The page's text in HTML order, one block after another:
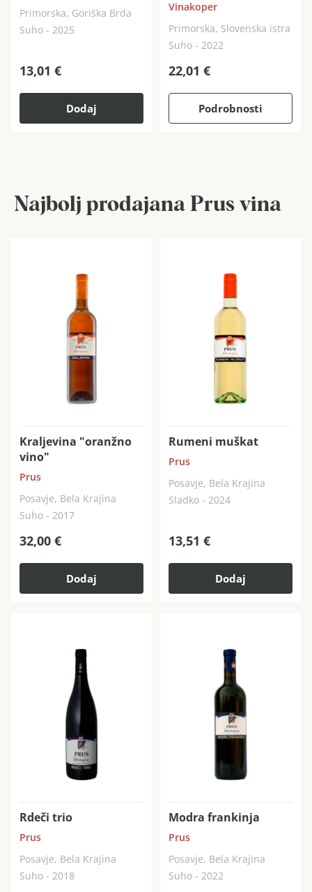
Primorska, Goriška Brda
Suho - 2025
13,01 €
Dodaj
Vinakoper
Primorska, Slovenska istra
Suho - 2022
22,01 €
Podrobnosti
Najbolj prodajana Prus vina
Kraljevina "oranžno
vino"
Prus
Posavje, Bela Krajina
Suho - 2017
32,00 €
Dodaj
Rumeni muškat
Prus
Posavje, Bela Krajina
Sladko - 2024
13,51 €
Dodaj
Rdeči trio
Prus
Posavje, Bela Krajina
Suho - 2018
Modra frankinja
Prus
Posavje, Bela Krajina
Suho - 2022